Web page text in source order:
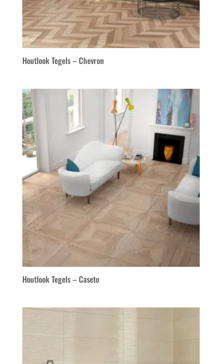
Houtlook Tegels – Chevron
Houtlook Tegels – Caseto